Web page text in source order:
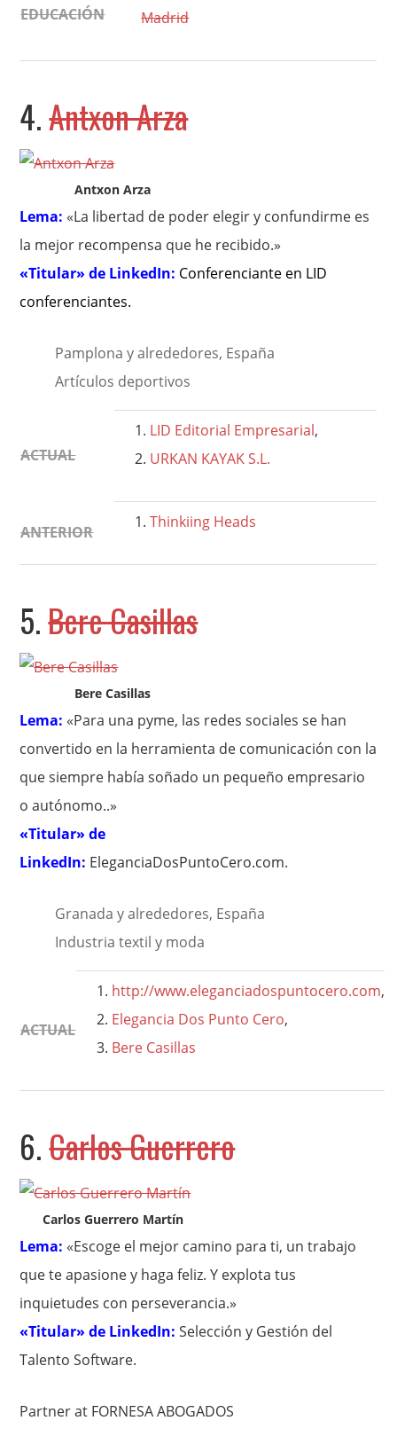
EDUCACIÓN
Madrid
4.Antxon Arza
Antxon Arza
Lema: «La libertad de poder elegir y confundirme es
la mejor recompensa que he recibido.»
«Titular» de LinkedIn: Conferenciante en LID
conferenciantes.
Pamplona y alrededores, España
Artículos deportivos
ACTUAL
LID Editorial Empresarial,
URKAN KAYAK S.L.
ANTERIOR
Thinkiing Heads
5.Bere Casillas
Bere Casillas
Lema: «Para una pyme, las redes sociales se han
convertido en la herramienta de comunicación con la
que siempre había soñado un pequeño empresario
o autónomo..»
«Titular» de
LinkedIn: EleganciaDosPuntoCero.com.
Granada y alrededores, España
Industria textil y moda
ACTUAL
http://www.eleganciadospuntocero.com,
Elegancia Dos Punto Cero,
Bere Casillas
6.Carlos Guerrero
Carlos Guerrero Martín
Lema: «Escoge el mejor camino para ti, un trabajo
que te apasione y haga feliz. Y explota tus
inquietudes con perseverancia.»
«Titular» de LinkedIn:Selección y Gestión del
Talento Software.
Partner at FORNESA ABOGADOS